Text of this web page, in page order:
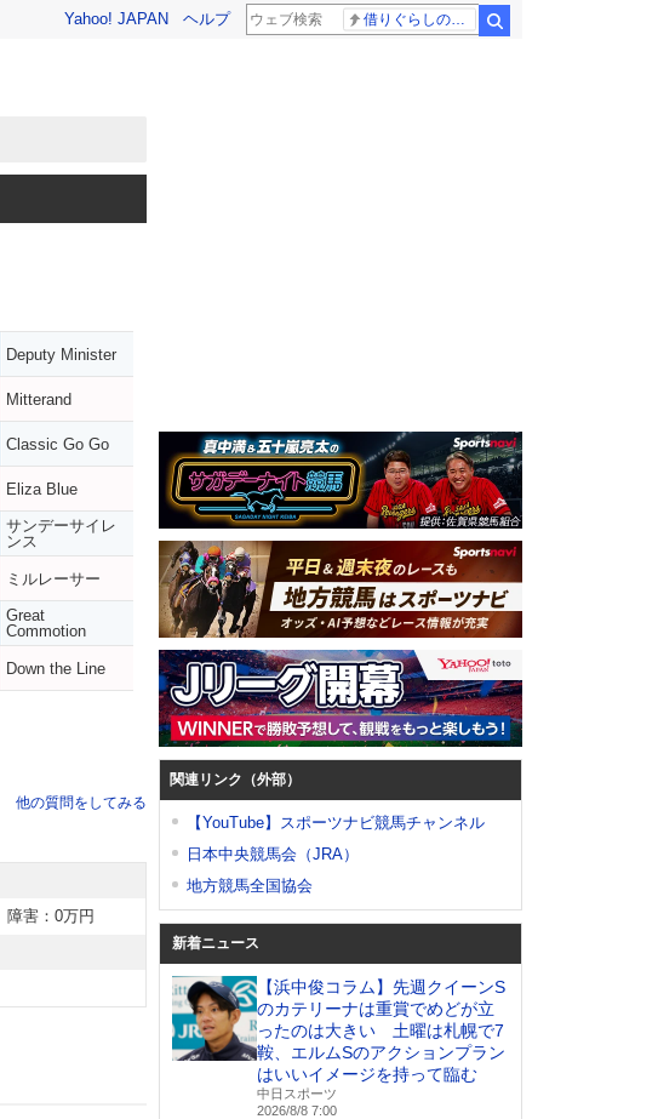
Yahoo! JAPAN ヘルプ
Deputy Minister
Mitterand
Classic Go Go
Eliza Blue
サンデーサイレ
ンス
ミルレーサー
Great
Commotion
Down the Line
他の質問をしてみる
障害：0万円
関連リンク（外部）
【YouTube】スポーツナビ競馬チャンネル
日本中央競馬会（JRA）
地方競馬全国協会
新着ニュース
【浜中俊コラム】先週クイーンS
のカテリーナは重賞でめどが立
ったのは大きい 土曜は札幌で7
鞍、エルムSのアクションプラン
はいいイメージを持って臨む
中日スポーツ
2026/8/8 7:00